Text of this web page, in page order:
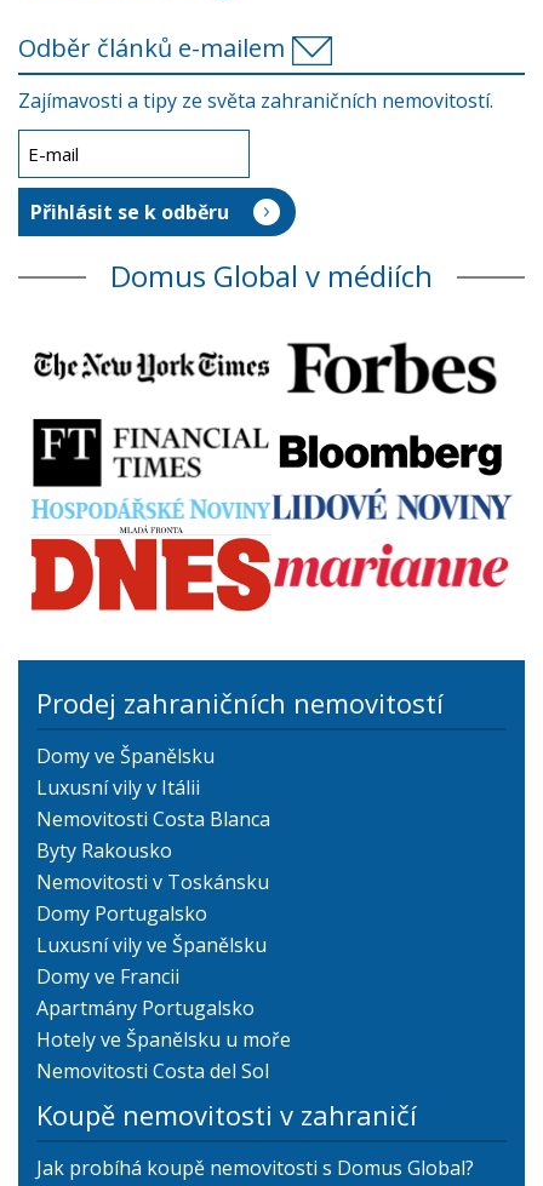
Odběr článků e-mailem
Zajímavosti a tipy ze světa zahraničních nemovitostí.
Domus Global v médiích
Prodej zahraničních nemovitostí
Domy ve Španělsku
Luxusní vily v Itálii
Nemovitosti Costa Blanca
Byty Rakousko
Nemovitosti v Toskánsku
Domy Portugalsko
Luxusní vily ve Španělsku
Domy ve Francii
Apartmány Portugalsko
Hotely ve Španělsku u moře
Nemovitosti Costa del Sol
Koupě nemovitosti v zahraničí
Jak probíhá koupě nemovitosti s Domus Global?